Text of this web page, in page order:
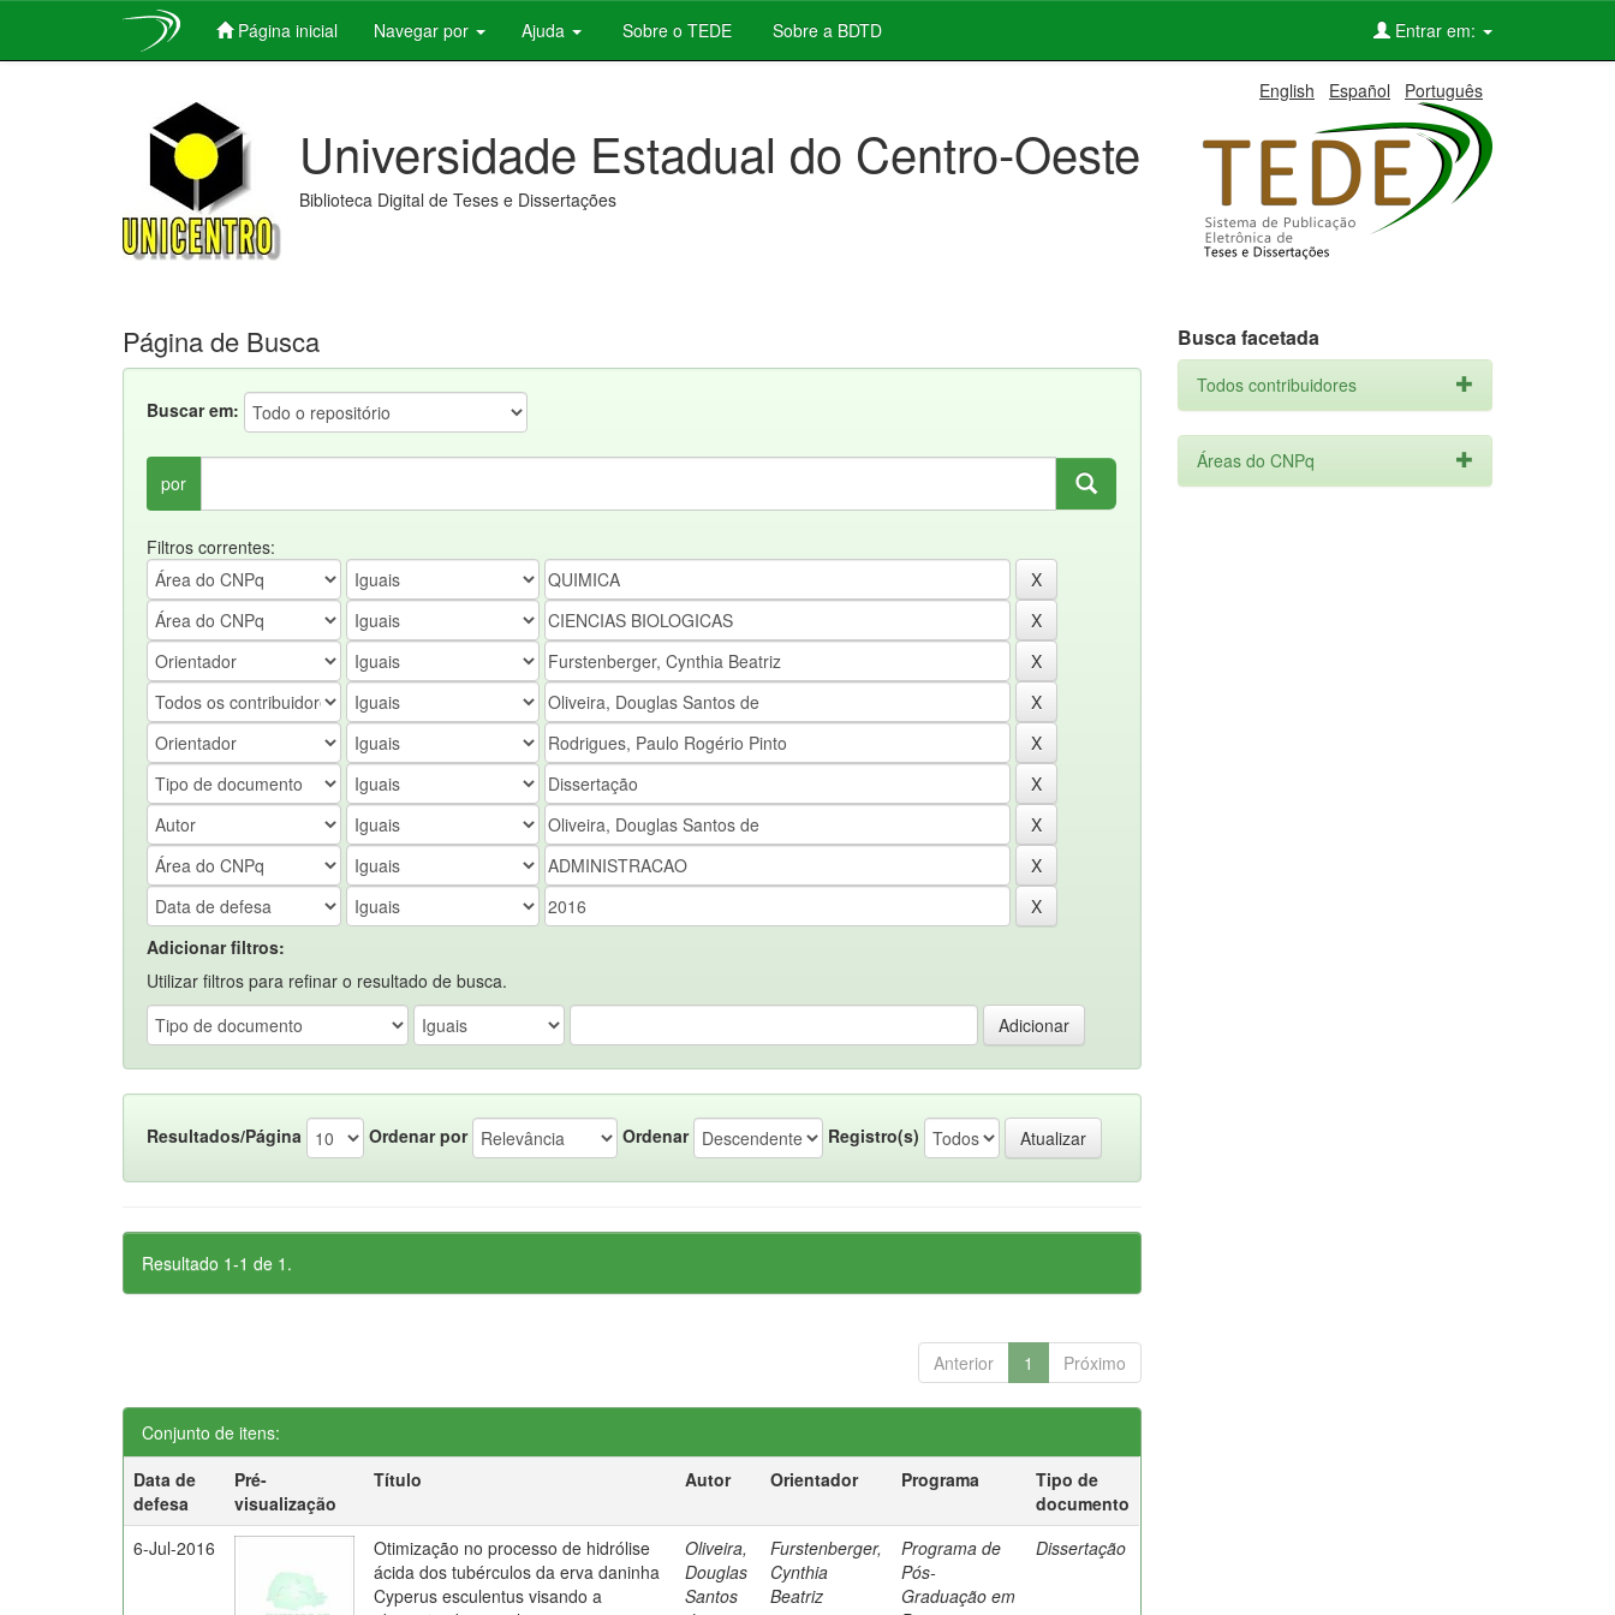
Página inicial Navegar por Ajuda Sobre o TEDE Sobre a BDTD Entrar em:
English Español Português
Universidade Estadual do Centro-Oeste
Biblioteca Digital de Teses e Dissertações
Página de Busca
Buscar em:
por
Filtros correntes:
Adicionar filtros:
Utilizar filtros para refinar o resultado de busca.
Resultados/Página Ordenar por Ordenar Registro(s)
Resultado 1-1 de 1.
Anterior 1 Próximo
Conjunto de itens:
Data de
defesa
Pré-
visualização
Título Autor Orientador Programa
Tipo de
documento
6-Jul-2016
Otimização no processo de hidrólise
ácida dos tubérculos da erva daninha
Cyperus esculentus visando a
Oliveira,
Douglas
Santos
Furstenberger,
Cynthia
Beatriz
Programa de
Pós-
Graduação em
Dissertação
Busca facetada
Todos contribuidores
Áreas do CNPq